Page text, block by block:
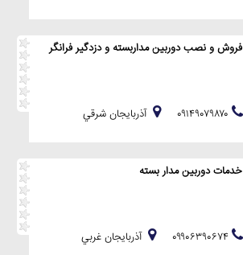
فروش و نصب دوربین مداربسته و دزدگیر فرانگر
آذربايجان شرقي
خدمات دوربین مدار بسته
آذربايجان غربي